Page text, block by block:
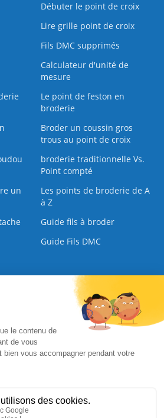
Débuter le point de croix
Lire grille point de croix
Fils DMC supprimés
Calculateur d'unité de
mesure
Le point de feston en
broderie
Broder un coussin gros
trous au point de croix
broderie traditionnelle Vs.
Point compté
un
Les points de broderie de A
à Z
Guide fils à broder
Guide Fils DMC
Qui sommes nous Nous contacter |
sécurisé
ALL Rights Reserved.